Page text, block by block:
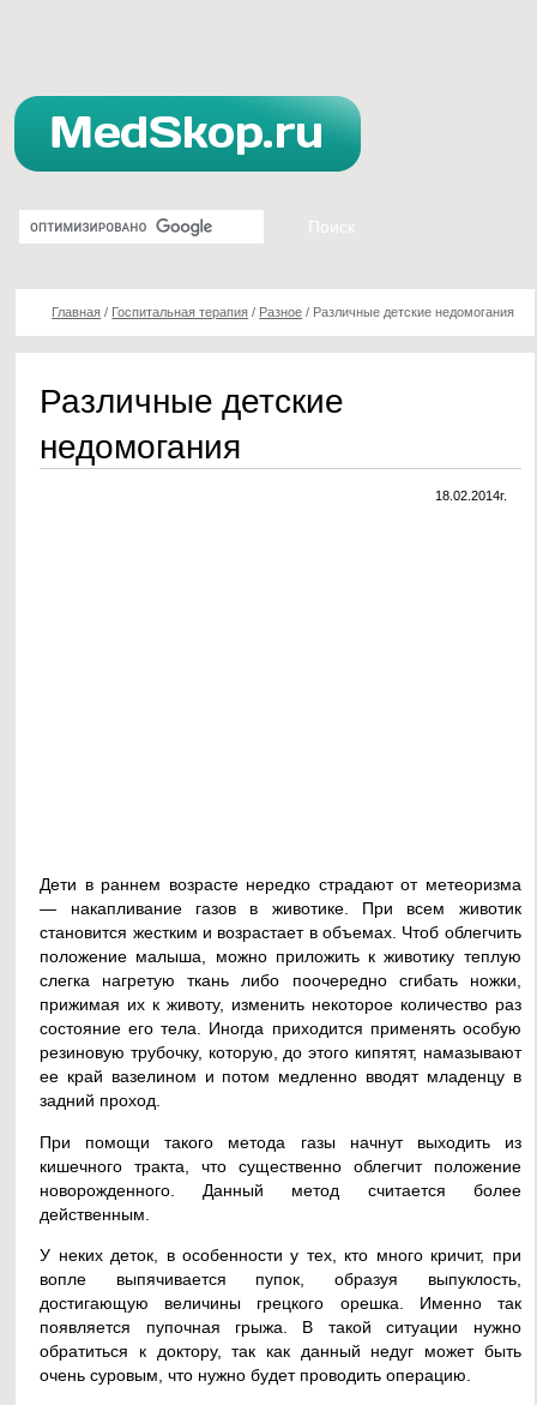
Главная / Госпитальная терапия / Разное / Различные детские недомогания
Различные детские
недомогания
18.02.2014г.
Дети в раннем возрасте нередко страдают от метеоризма
— накапливание газов в животике. При всем животик
становится жестким и возрастает в объемах. Чтоб облегчить
положение малыша, можно приложить к животику теплую
слегка нагретую ткань либо поочередно сгибать ножки,
прижимая их к животу, изменить некоторое количество раз
состояние его тела. Иногда приходится применять особую
резиновую трубочку, которую, до этого кипятят, намазывают
ее край вазелином и потом медленно вводят младенцу в
задний проход.
При помощи такого метода газы начнут выходить из
кишечного тракта, что существенно облегчит положение
новорожденного. Данный метод считается более
действенным.
У неких деток, в особенности у тех, кто много кричит, при
вопле выпячивается пупок, образуя выпуклость,
достигающую величины грецкого орешка. Именно так
появляется пупочная грыжа. В такой ситуации нужно
обратиться к доктору, так как данный недуг может быть
очень суровым, что нужно будет проводить операцию.